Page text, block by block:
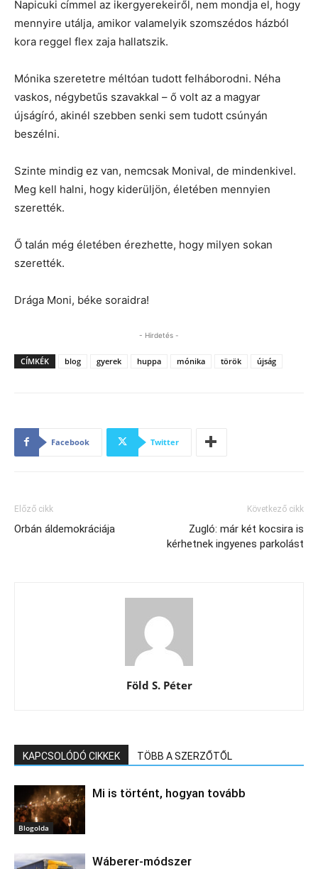
Napicuki címmel az ikergyerekeiről, nem mondja el, hogy
mennyire utálja, amikor valamelyik szomszédos házból
kora reggel flex zaja hallatszik.
Mónika szeretetre méltóan tudott felháborodni. Néha
vaskos, négybetűs szavakkal – ő volt az a magyar
újságíró, akinél szebben senki sem tudott csúnyán
beszélni.
Szinte mindig ez van, nemcsak Monival, de mindenkivel.
Meg kell halni, hogy kiderüljön, életében mennyien
szerették.
Ő talán még életében érezhette, hogy milyen sokan
szerették.
Drága Moni, béke soraidra!
- Hirdetés -
CÍMKÉK blog gyerek huppa mónika török újság
Facebook Twitter
Előző cikk
Orbán áldemokráciája
Következő cikk
Zugló: már két kocsira is
kérhetnek ingyenes parkolást
Föld S. Péter
KAPCSOLÓDÓ CIKKEK TÖBB A SZERZŐTŐL
Blogolda
Mi is történt, hogyan tovább
Wáberer-módszer